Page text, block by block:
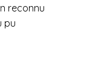
reconnu
pu